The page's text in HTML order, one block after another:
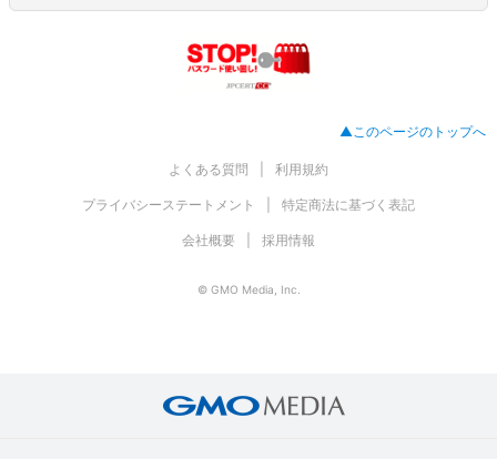
▲このページのトップへ
よくある質問 利用規約
プライバシーステートメント 特定商法に基づく表記
会社概要 採用情報
© GMO Media, Inc.